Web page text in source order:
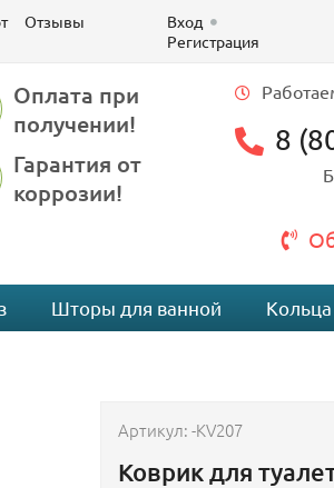
Отзывы
Вход
Регистрация
Оплата при
получении!
Гарантия от
коррозии!
8
Шторы для ванной
Артикул:-KV207
Коврик для